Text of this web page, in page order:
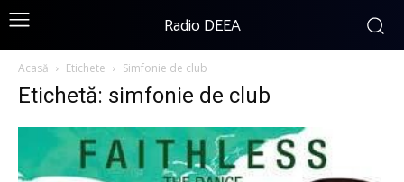
Radio DEEA
Acasă Etichete Simfonie de club
Etichetă: simfonie de club